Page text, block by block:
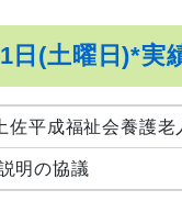
日(土曜日)*実
佐平成福祉会養護老
明の協議